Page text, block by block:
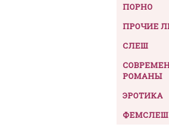
ПОРНО
ПРОЧИЕ
СЛЕШ
РОМАНЫ
ЭРОТИКА
ФЕМСЛЕШ